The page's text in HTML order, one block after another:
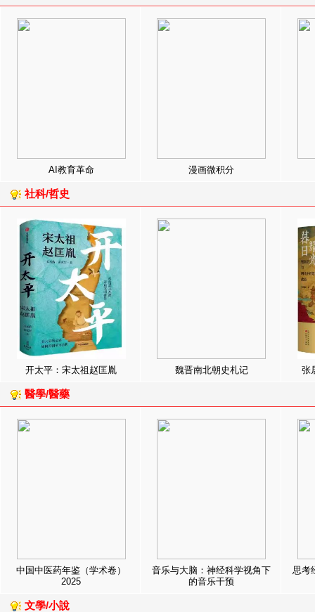
AI教育革命 漫画微积分
社科/哲史
开太平：宋太祖赵匡胤 魏晋南北朝史札记 张
醫學/醫藥
中国中医药年鉴（学术卷）
2025
音乐与大脑：神经科学视角下
的音乐干预
思考
文學/小說